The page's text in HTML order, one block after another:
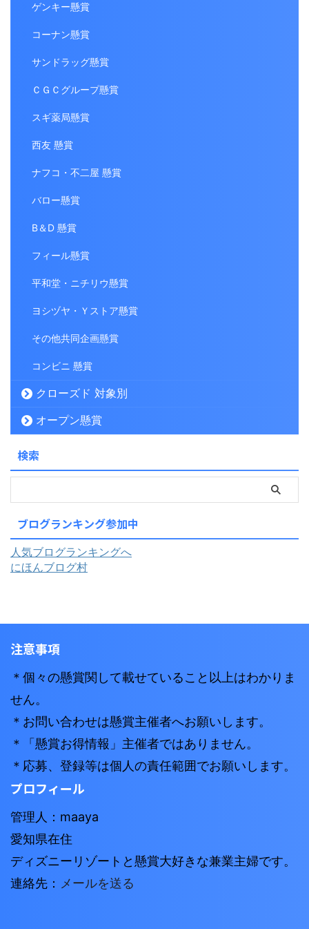
ゲンキー懸賞
コーナン懸賞
サンドラッグ懸賞
ＣＧＣグループ懸賞
スギ薬局懸賞
西友 懸賞
ナフコ・不二屋 懸賞
バロー懸賞
B＆D 懸賞
フィール懸賞
平和堂・ニチリウ懸賞
ヨシヅヤ・Ｙストア懸賞
その他共同企画懸賞
コンビニ 懸賞
クローズド 対象別
オープン懸賞
検索
ブログランキング参加中
人気ブログランキングへ
にほんブログ村
注意事項
＊個々の懸賞関して載せていること以上はわかりま
せん。
＊お問い合わせは懸賞主催者へお願いします。
＊「懸賞お得情報」主催者ではありません。
＊応募、登録等は個人の責任範囲でお願いします。
プロフィール
管理人：maaya
愛知県在住
ディズニーリゾートと懸賞大好きな兼業主婦です。
連絡先： メールを送る